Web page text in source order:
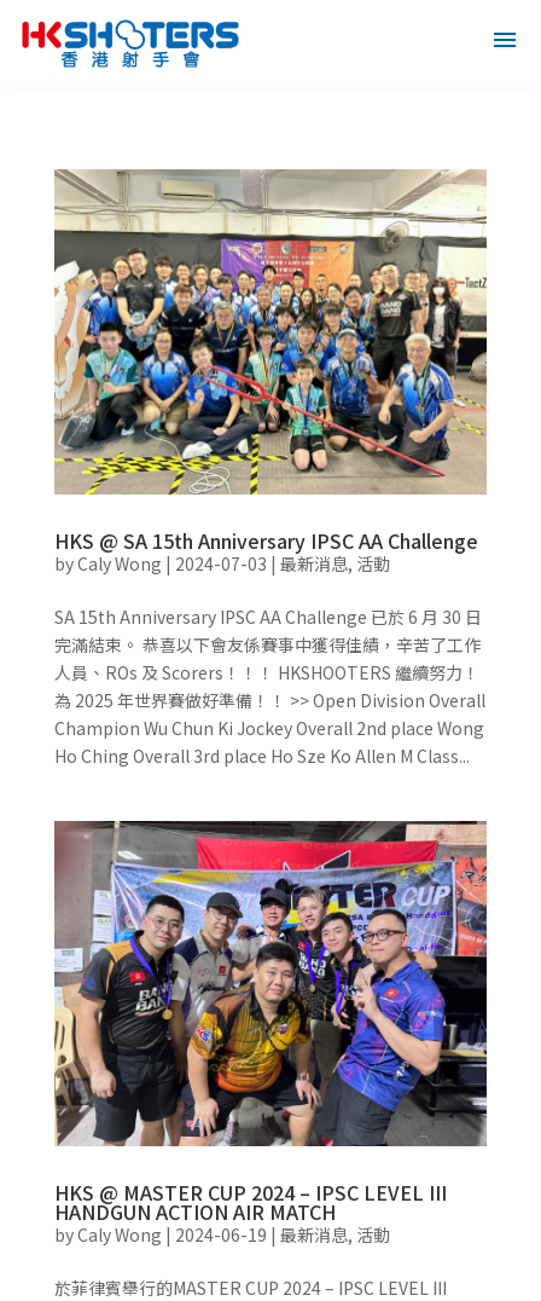
HKS @ SA 15th Anniversary IPSC AA Challenge
byCaly Wong | 2024-07-03 | 最新消息, 活動
SA 15th Anniversary IPSC AA Challenge 已於 6 月 30 日
完滿結束。 恭喜以下會友係賽事中獲得佳績，辛苦了工作
人員、ROs 及 Scorers！！！ HKSHOOTERS 繼續努力！
為 2025 年世界賽做好準備！！ >> Open Division Overall
Champion Wu Chun Ki Jockey Overall 2nd place Wong
Ho Ching Overall 3rd place Ho Sze Ko Allen M Class...
HKS @ MASTER CUP 2024 – IPSC LEVEL III
HANDGUN ACTION AIR MATCH
byCaly Wong | 2024-06-19 | 最新消息, 活動
於菲律賓舉行的MASTER CUP 2024 – IPSC LEVEL III